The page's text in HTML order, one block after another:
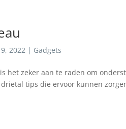
2022 | Gadgets
het zeker aan te raden om
tips die ervoor kunnen